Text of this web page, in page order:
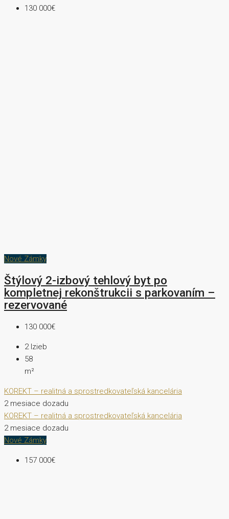
130 000€
Nové Zámky
Štýlový 2-izbový tehlový byt po
kompletnej rekonštrukcii s parkovaním –
rezervované
130 000€
2 Izieb
58
m²
KOREKT – realitná a sprostredkovateľská kancelária
2 mesiace dozadu
KOREKT – realitná a sprostredkovateľská kancelária
2 mesiace dozadu
Nové Zámky
157 000€